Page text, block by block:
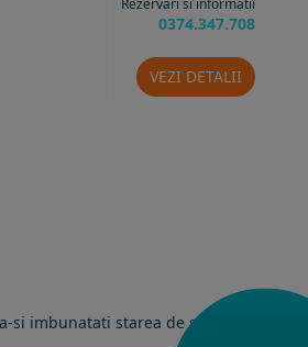
Rezervari si informatii
0374.347.708
VEZI DETALII
imbunatati starea de sanatate.